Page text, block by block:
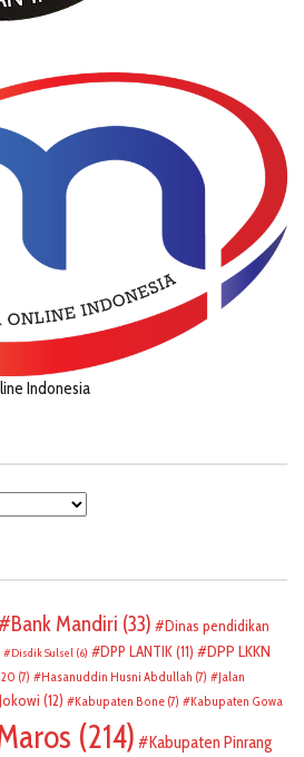
Indonesia
Bank Mandiri (33)
Dinas pendidikan
Disdik Sulsel (6) DPP LANTIK(11)
DPP LKKN
(7) Hasanuddin Husni Abdullah (7)
Jalan
(12) Kabupaten Bone (7) Kabupaten Gowa
(214)
Kabupaten Pinrang